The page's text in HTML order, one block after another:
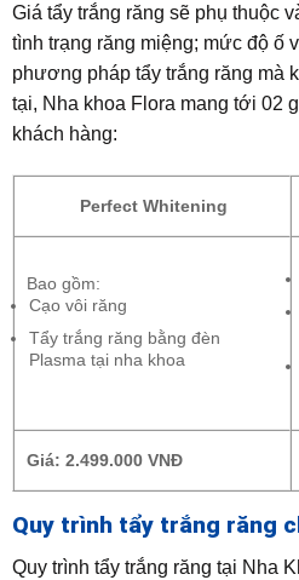
Giá tẩy trắng răng sẽ phụ thuộc
tình trạng răng miệng; mức độ ố
phương pháp tẩy trắng răng mà
tại, Nha khoa Flora mang tới 02
khách hàng:
Perfect Whitening
Bao gồm:
Cạo vôi răng
Tẩy trắng răng bằng đèn
Plasma tại nha khoa
Giá: 2.499.000 VNĐ
Quy trình tẩy trắng răng
Quy trình tẩy trắng răng tại Nha